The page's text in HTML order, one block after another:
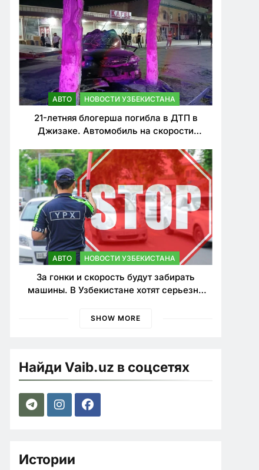
АВТО НОВОСТИ УЗБЕКИСТАНА
21-летняя блогерша погибла в ДТП в
Джизаке. Автомобиль на скорости
АВТО НОВОСТИ УЗБЕКИСТАНА
За гонки и скорость будут забирать
машины. В Узбекистане хотят серьезно
SHOW MORE
Найди Vaib.uz в соцсетях
Истории